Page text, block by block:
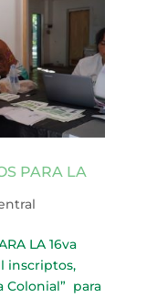
PARA LA
LA 16va
inscriptos,
Colonial” para